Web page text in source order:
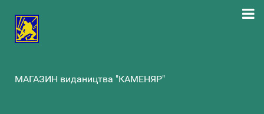
МАГАЗИН видаництва "КАМЕНЯР"